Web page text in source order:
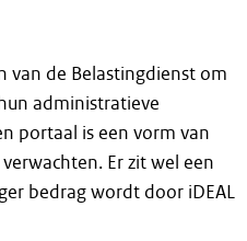
van de Belastingdienst om
administratieve
portaal is een vorm van
Er zit wel een
bedrag wordt door iDEAL